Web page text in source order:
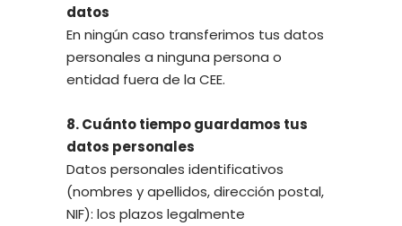
datos
En ningún caso transferimos tus datos
personales a ninguna persona o
entidad fuera de la CEE.
8. Cuánto tiempo guardamos tus
datos personales
Datos personales identificativos
(nombres y apellidos, dirección postal,
NIF): los plazos legalmente